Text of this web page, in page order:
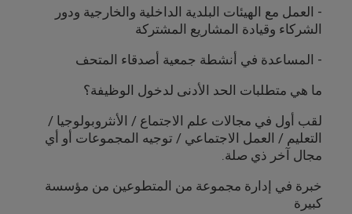
- العمل مع الهيئات البلدية الداخلية والخارجية ودور
الشركاء وقيادة المشاريع المشتركة
- المساعدة في أنشطة جمعية أصدقاء المتحف
ما هي متطلبات الحد الأدنى لدخول الوظيفة؟
لقب أول في مجالات علم الاجتماع / الأنثروبولوجيا /
التعليم / العمل الاجتماعي / توجيه المجموعات أو أي
مجال آخر ذي صلة.
خبرة في إدارة مجموعة من المتطوعين من مؤسسة
كبيرة